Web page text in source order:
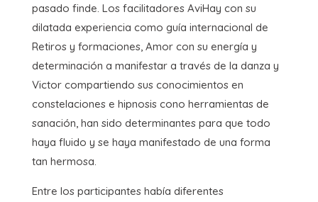
pasado finde. Los facilitadores AviHay con su
dilatada experiencia como guía internacional de
Retiros y formaciones, Amor con su energía y
determinación a manifestar a través de la danza y
Victor compartiendo sus conocimientos en
constelaciones e hipnosis cono herramientas de
sanación, han sido determinantes para que todo
haya fluido y se haya manifestado de una forma
tan hermosa.
Entre los participantes había diferentes